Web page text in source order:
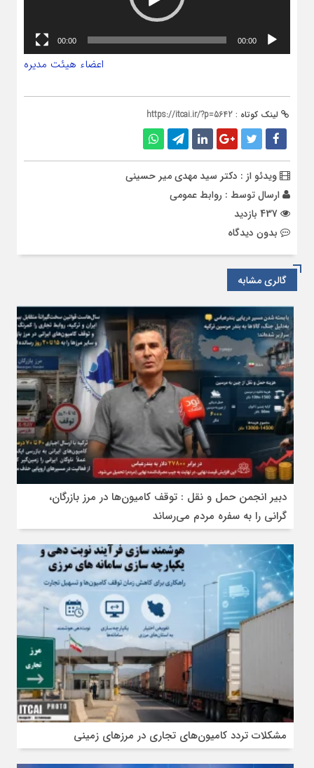
00:00
00:00
اعضاء هیئت مدیره
لینک کوتاه : https://itcai.ir/?p=5642
ویدئو از : دکتر سید مهدی میر حسینی
ارسال توسط : روابط عمومی
بدون دیدگاه
گالری مشابه
دبیر انجمن حمل‌ و نقل : توقف کامیون‌ها در مرز بازرگان،
گرانی را به سفره مردم می‌رساند
مشکلات تردد کامیون‌های تجاری در مرز‌های زمینی